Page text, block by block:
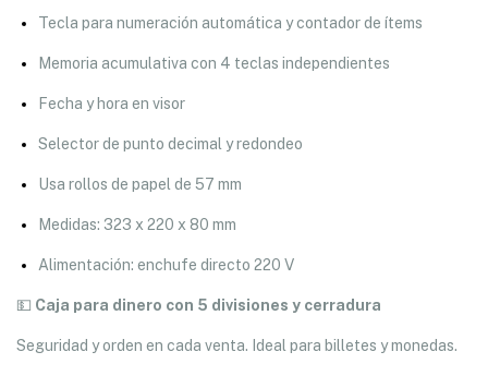
Tecla para numeración automática y contador de ítems
Memoria acumulativa con 4 teclas independientes
Fecha y hora en visor
Selector de punto decimal y redondeo
Usa rollos de papel de 57 mm
Medidas: 323 x 220 x 80 mm
Alimentación: enchufe directo 220 V
💵 Caja para dinero con 5 divisiones y cerradura
Seguridad y orden en cada venta. Ideal para billetes y monedas.